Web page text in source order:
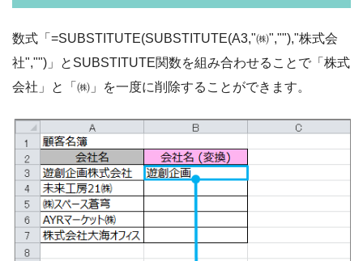
数式「=SUBSTITUTE(SUBSTITUTE(A3,"㈱",""),"株式会
社","")」とSUBSTITUTE関数を組み合わせることで「株式
会社」と「㈱」を一度に削除することができます。